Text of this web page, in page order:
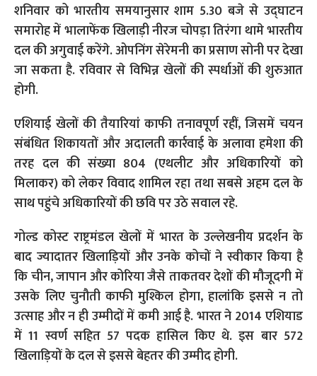
शनिवार को भारतीय समयानुसार शाम 5.30 बजे से उद्घाटन
समारोह में भालाफेंक खिलाड़ी नीरज चोपड़ा तिरंगा थामे भारतीय
दल की अगुवाई करेंगे. ओपनिंग सेरेमनी का प्रसाण सोनी पर देखा
जा सकता है. रविवार से विभिन्न खेलों की स्पर्धाओं की शुरुआत
होगी.
एशियाई खेलों की तैयारियां काफी तनावपूर्ण रहीं, जिसमें चयन
संबंधित शिकायतों और अदालती कार्रवाई के अलावा हमेशा की
तरह दल की संख्या 804 (एथलीट और अधिकारियों को
मिलाकर) को लेकर विवाद शामिल रहा तथा सबसे अहम दल के
साथ पहुंचे अधिकारियों की छवि पर उठे सवाल रहे.
गोल्ड कोस्ट राष्ट्रमंडल खेलों में भारत के उल्लेखनीय प्रदर्शन के
बाद ज्यादातर खिलाड़ियों और उनके कोचों ने स्वीकार किया है
कि चीन, जापान और कोरिया जैसे ताकतवर देशों की मौजूदगी में
उसके लिए चुनौती काफी मुश्किल होगा, हालांकि इससे न तो
उत्साह और न ही उम्मीदों में कमी आई है. भारत ने 2014 एशियाड
में 11 स्वर्ण सहित 57 पदक हासिल किए थे. इस बार 572
खिलाड़ियों के दल से इससे बेहतर की उम्मीद होगी.